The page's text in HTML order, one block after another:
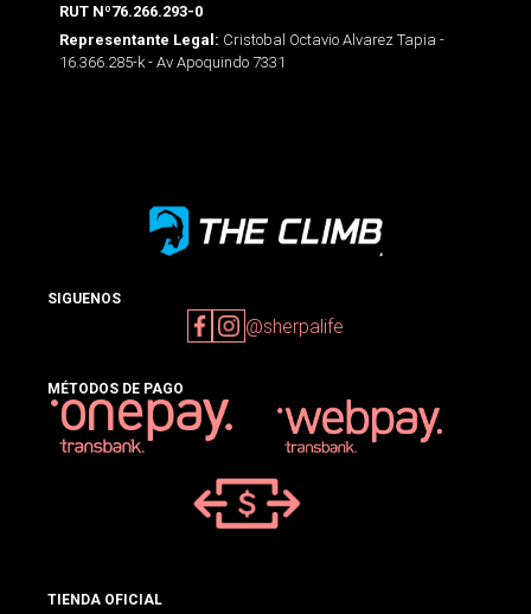
RUT Nº76.266.293-0
Representante Legal: Cristobal Octavio Alvarez Tapia -
16.366.285-k - Av Apoquindo 7331
SIGUENOS
@sherpalife
MÉTODOS DE PAGO
TIENDA OFICIAL